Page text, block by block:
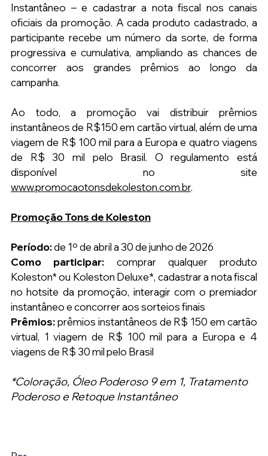
Instantâneo – e cadastrar a nota fiscal nos canais
oficiais da promoção. A cada produto cadastrado, a
participante recebe um número da sorte, de forma
progressiva e cumulativa, ampliando as chances de
concorrer aos grandes prêmios ao longo da
campanha.
Ao todo, a promoção vai distribuir prêmios
instantâneos de R$150 em cartão virtual, além de uma
viagem de R$ 100 mil para a Europa e quatro viagens
de R$ 30 mil pelo Brasil. O regulamento está
www.promocaotonsdekoleston.com.br.
Promoção Tons de Koleston
Período: de 1º de abril a 30 de junho de 2026
Como participar: comprar qualquer produto
Koleston* ou Koleston Deluxe*, cadastrar a nota fiscal
no hotsite da promoção, interagir com o premiador
instantâneo e concorrer aos sorteios finais
Prêmios: prêmios instantâneos de R$ 150 em cartão
virtual, 1 viagem de R$ 100 mil para a Europa e 4
viagens de R$ 30 mil pelo Brasil
*Coloração, Óleo Poderoso 9 em 1, Tratamento
Poderoso e Retoque Instantâneo